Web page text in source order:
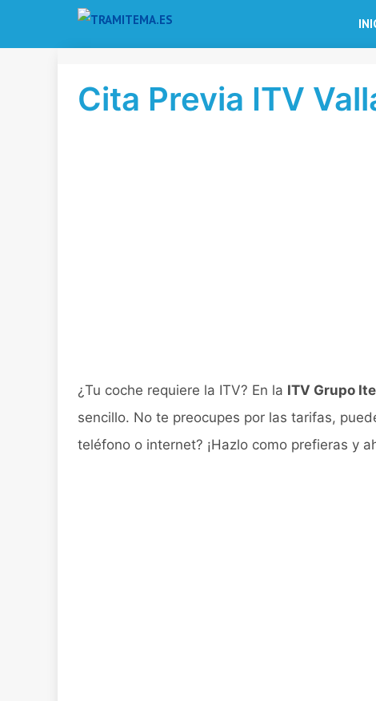
Cita Previa ITV
¿Tu coche requiere la ITV? En la ITV Grupo
sencillo. No te preocupes por las tarifas,
teléfono o internet? ¡Hazlo como prefieras y